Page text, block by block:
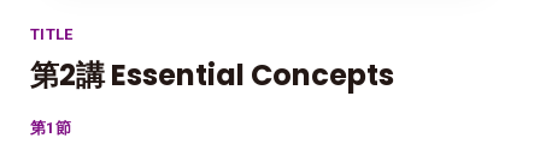
TITLE
第2講 Essential Concepts
第1節